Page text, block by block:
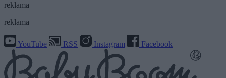
reklama
reklama
YouTube RSS Instagram Facebook